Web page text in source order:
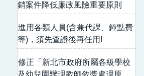
銷案件降低廉政風險重要原則
進用各類人員(含兼代課、鐘點費
等)，須先查證後再任用!
修正「新北市政府所屬各級學校